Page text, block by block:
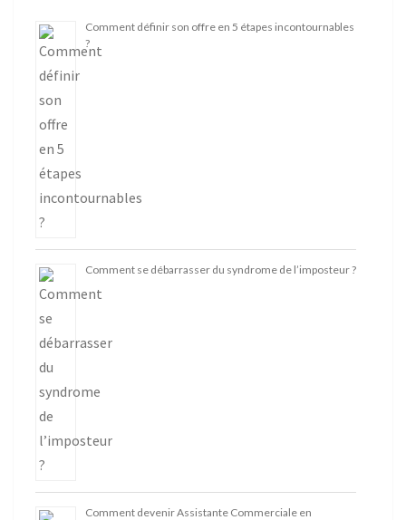
Comment définir son offre en 5 étapes incontournables
?
Comment se débarrasser du syndrome de l’imposteur ?
Comment devenir Assistante Commerciale en